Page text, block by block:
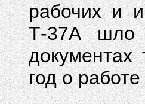
рабочих и
Т-37А шло
документах
год о